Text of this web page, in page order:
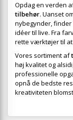
Opdag en verden
tilbehør. Uanset
nybegynder,
idéer til live. Fra
rette værktøjer til
Vores sortiment af
høj kvalitet og
professionelle
opnå de bedste
kreativiteten